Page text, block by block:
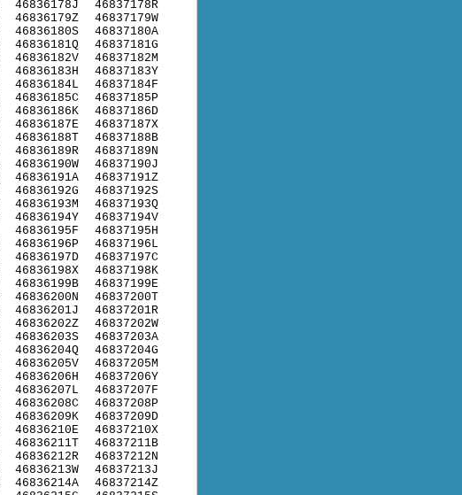
46836178J
46836179Z
46836180S
46836181Q
46836182V
46836183H
46836184L
46836185C
46836186K
46836187E
46836188T
46836189R
46836190W
46836191A
46836192G
46836193M
46836194Y
46836195F
46836196P
46836197D
46836198X
46836199B
46836200N
46836201J
46836202Z
46836203S
46836204Q
46836205V
46836206H
46836207L
46836208C
46836209K
46836210E
46836211T
46836212R
46836213W
46836214A
46837178R
46837179W
46837180A
46837181G
46837182M
46837183Y
46837184F
46837185P
46837186D
46837187X
46837188B
46837189N
46837190J
46837191Z
46837192S
46837193Q
46837194V
46837195H
46837196L
46837197C
46837198K
46837199E
46837200T
46837201R
46837202W
46837203A
46837204G
46837205M
46837206Y
46837207F
46837208P
46837209D
46837210X
46837211B
46837212N
46837213J
46837214Z